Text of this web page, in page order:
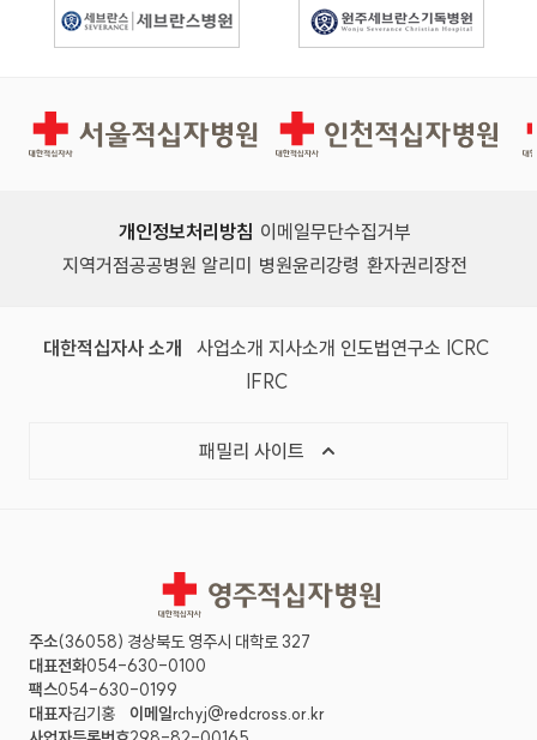
경인권역재활병원 인천적십자병원
개인정보처리방침 이메일무단수집거부
지역거점공공병원 알리미
병원윤리강령 환자권리장전
대한적십자사 소개 사업소개 지사소개 인도법연구소 ICRC
IFRC
패밀리 사이트
영주적십자병원
주소(36058) 경상북도 영주시 대학로 327
대표전화054-630-0100
팩스054-630-0199
대표자김기홍 이메일rchyj@redcross.or.kr